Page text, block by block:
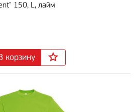
150, L, лайм
корзину